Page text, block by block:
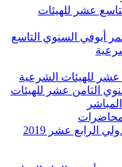
عشر للهيئات
أيوفي السنوي التاسع
عشر للهيئات الشرعية
الثامن عشر للهيئات
الرابع عشر 2019